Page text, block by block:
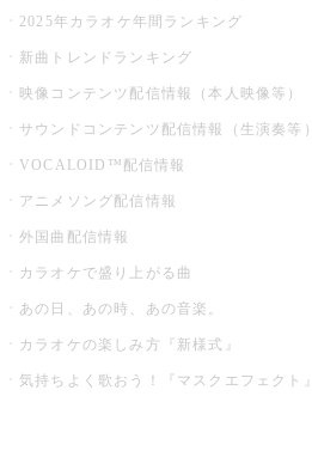
2025年カラオケ年間ランキング
新曲トレンドランキング
映像コンテンツ配信情報（本人映像等）
サウンドコンテンツ配信情報（生演奏等）
VOCALOID™配信情報
アニメソング配信情報
外国曲配信情報
カラオケで盛り上がる曲
あの日、あの時、あの音楽。
カラオケの楽しみ方『新様式』
気持ちよく歌おう！『マスクエフェクト』